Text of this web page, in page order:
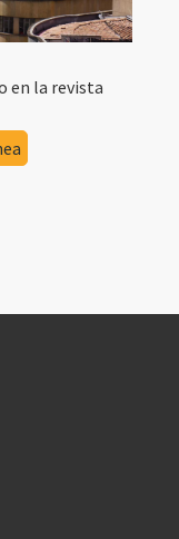
en la revista